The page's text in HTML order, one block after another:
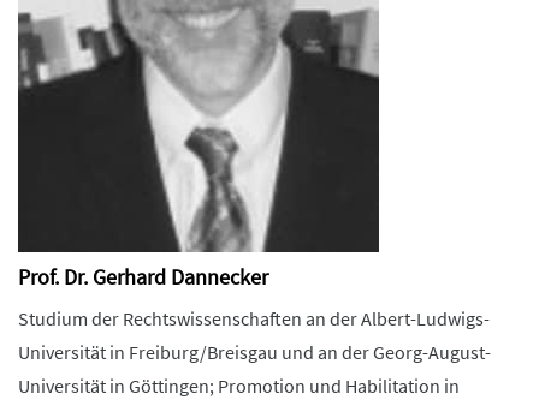
Prof. Dr. Gerhard Dannecker
Studium der Rechtswissenschaften an der Albert-Ludwigs-
Universität in Freiburg/Breisgau und an der Georg-August-
Universität in Göttingen; Promotion und Habilitation in